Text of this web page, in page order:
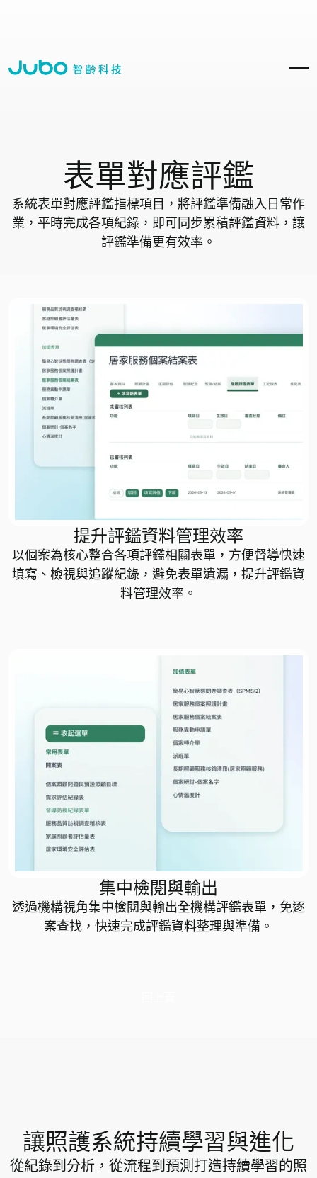
表單對應評鑑
系統表單對應評鑑指標項目，將評鑑準備融入日常作
業，平時完成各項紀錄，即可同步累積評鑑資料，讓
評鑑準備更有效率。
提升評鑑資料管理效率
以個案為核心整合各項評鑑相關表單，方便督導快速
填寫、檢視與追蹤紀錄，避免表單遺漏，提升評鑑資
料管理效率。
集中檢閱與輸出
透過機構視角集中檢閱與輸出全機構評鑑表單，免逐
案查找，快速完成評鑑資料整理與準備。
讓照護系統持續學習與進化
從紀錄到分析，從流程到預測打造持續學習的照